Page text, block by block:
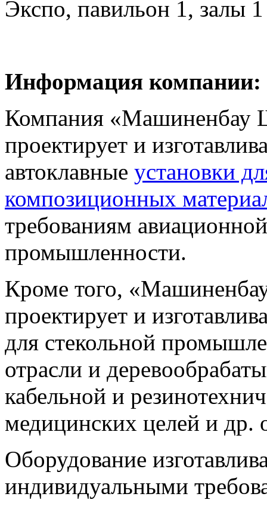
Экспо, павильон 1, залы
Информация компании:
Компания «Машиненбау
проектирует и
автоклавные установки
композиционных
требованиям
промышленности.
Кроме того,
проектирует и
для стекольной
отрасли и
кабельной и
медицинских целей и др.
Оборудование
индивидуальными